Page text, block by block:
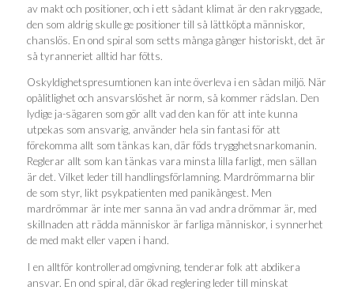
av makt och positioner, och i ett sådant klimat är den rakryggade,
den som aldrig skulle ge positioner till så lättköpta människor,
chanslös. En ond spiral som setts många gånger historiskt, det är
så tyranneriet alltid har fötts.
Oskyldighetspresumtionen kan inte överleva i en sådan miljö. När
opålitlighet och ansvarslöshet är norm, så kommer rädslan. Den
lydige ja-sägaren som gör allt vad den kan för att inte kunna
utpekas som ansvarig, använder hela sin fantasi för att
förekomma allt som tänkas kan, där föds trygghetsnarkomanin.
Reglerar allt som kan tänkas vara minsta lilla farligt, men sällan
är det. Vilket leder till handlingsförlamning. Mardrömmarna blir
de som styr, likt psykpatienten med panikångest. Men
mardrömmar är inte mer sanna än vad andra drömmar är, med
skillnaden att rädda människor är farliga människor, i synnerhet
de med makt eller vapen i hand.
I en alltför kontrollerad omgivning, tenderar folk att abdikera
ansvar. En ond spiral, där ökad reglering leder till minskat